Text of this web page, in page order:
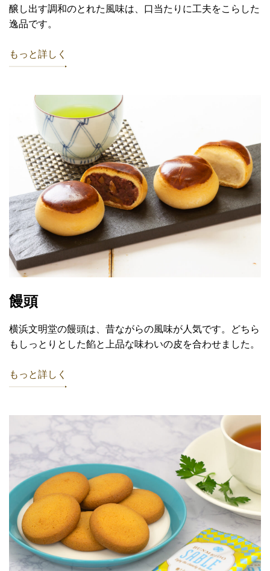
醸し出す調和のとれた風味は、口当たりに工夫をこらした
逸品です。
もっと詳しく
饅頭
横浜文明堂の饅頭は、昔ながらの風味が人気です。どちら
もしっとりとした餡と上品な味わいの皮を合わせました。
もっと詳しく